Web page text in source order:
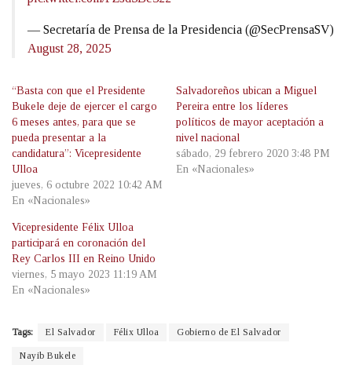
— Secretaría de Prensa de la Presidencia (@SecPrensaSV)
August 28, 2025
“Basta con que el Presidente
Bukele deje de ejercer el cargo
6 meses antes, para que se
pueda presentar a la
candidatura”: Vicepresidente
Ulloa
jueves, 6 octubre 2022 10:42 AM
En «Nacionales»
Salvadoreños ubican a Miguel
Pereira entre los líderes
políticos de mayor aceptación a
nivel nacional
sábado, 29 febrero 2020 3:48 PM
En «Nacionales»
Vicepresidente Félix Ulloa
participará en coronación del
Rey Carlos III en Reino Unido
viernes, 5 mayo 2023 11:19 AM
En «Nacionales»
Tags: El Salvador Félix Ulloa Gobierno de El Salvador
Nayib Bukele